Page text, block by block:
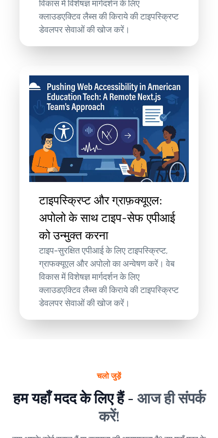
विकास में विशेषज्ञ मार्गदर्शन के लिए
क्लाउडएक्टिव लैब्स की किराये की टाइपस्क्रिप्ट
डेवलपर सेवाओं की खोज करें।
टाइपस्क्रिप्ट और ग्राफ़क्यूएल:
अपोलो के साथ टाइप-सेफ एपीआई
को उन्मुक्त करना
टाइप-सुरक्षित एपीआई के लिए टाइपस्क्रिप्ट,
ग्राफक्यूएल और अपोलो का अन्वेषण करें। वेब
विकास में विशेषज्ञ मार्गदर्शन के लिए
क्लाउडएक्टिव लैब्स की किराये की टाइपस्क्रिप्ट
डेवलपर सेवाओं की खोज करें।
चलो जुड़ें
हम यहाँ मदद के लिए हैं - आज ही संपर्क
करें!